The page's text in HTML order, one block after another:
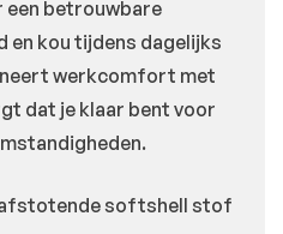
betrouwbare
en kou tijdens dagelijks
werkcomfort met
dat je klaar bent voor
softshell stof